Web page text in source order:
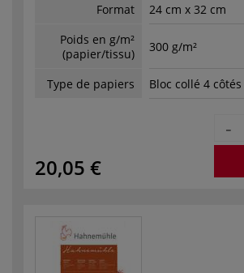
Format
24 cm x 32 cm
Poids en g/m²
(papier/tissu)
300 g/m²
Type de papiers Bloc collé 4 côtés
20,05 €
-